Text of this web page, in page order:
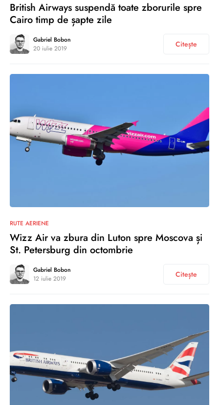
British Airways suspendă toate zborurile spre
Cairo timp de șapte zile
Gabriel Bobon
20 iulie 2019
Citește
RUTE AERIENE
Wizz Air va zbura din Luton spre Moscova și
St. Petersburg din octombrie
Gabriel Bobon
12 iulie 2019
Citește